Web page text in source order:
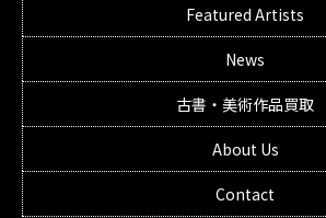
Featured Artists
News
古書・美術作品買取
About Us
Contact